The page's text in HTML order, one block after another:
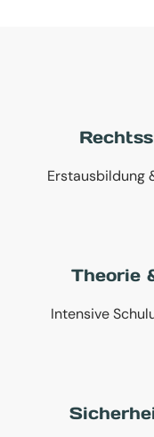
Erstausbildung
Theorie
Intensive